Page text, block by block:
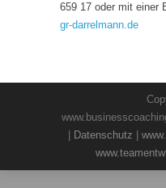
659 17 oder mit einer
gr-darrelmann.de
Datenschutz